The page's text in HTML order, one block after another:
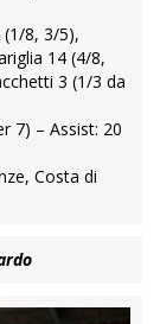
(1/8, 3/5),
14 (4/8,
3 (1/3 da
7) – Assist: 20
Costa di